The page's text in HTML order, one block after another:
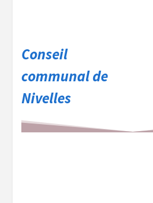
Conseil
communal de
Nivelles